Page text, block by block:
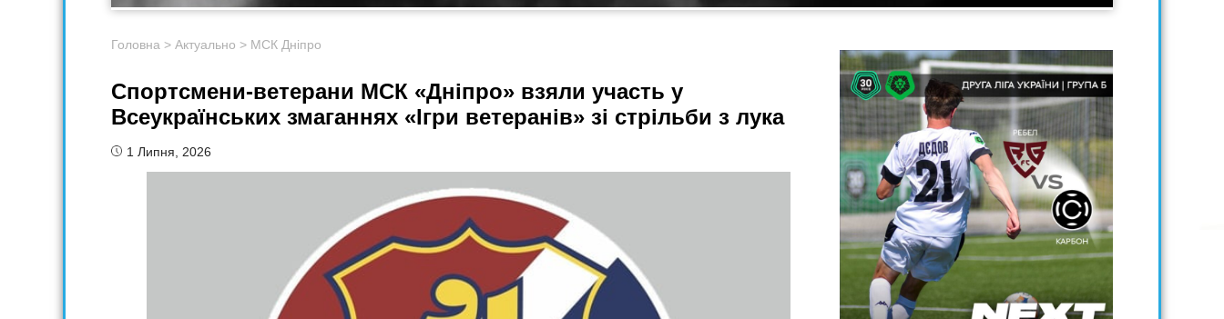
Головна > Актуально > МСК Дніпро
Спортсмени-ветерани МСК «Дніпро» взяли участь у
Всеукраїнських змаганнях «Ігри ветеранів» зі стрільби з лука
1 Липня, 2026